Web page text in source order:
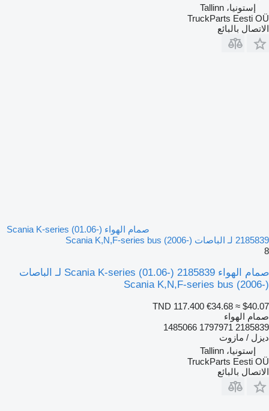
إستونيا، Tallinn
TruckParts Eesti OÜ
الاتصال بالبائع
صمام الهواء Scania K-series (01.06-)
2185839 لـ الباصات Scania K,N,F-series bus (2006-)
8
صمام الهواء Scania K-series (01.06-) 2185839 لـ الباصات
Scania K,N,F-series bus (2006-)
TND 117.400 €34.68 ≈ $40.07
صمام الهواء
2185839 1797971 1485066
ديزل / مازوت
إستونيا، Tallinn
TruckParts Eesti OÜ
الاتصال بالبائع